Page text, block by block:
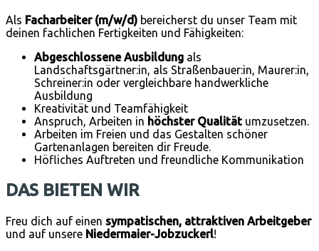
Als Facharbeiter (m/w/d) bereicherst du unser Team mit
deinen fachlichen Fertigkeiten und Fähigkeiten:
Abgeschlossene Ausbildung als
Landschaftsgärtner:in, als Straßenbauer:in, Maurer:in,
Schreiner:in oder vergleichbare handwerkliche
Ausbildung
Kreativität und Teamfähigkeit
Anspruch, Arbeiten in höchster Qualität umzusetzen.
Arbeiten im Freien und das Gestalten schöner
Gartenanlagen bereiten dir Freude.
Höfliches Auftreten und freundliche Kommunikation
DAS BIETEN WIR
Freu dich auf einen sympatischen, attraktiven Arbeitgeber
und auf unsere Niedermaier-Jobzuckerl!